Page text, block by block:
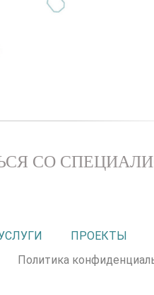
СО
ПРОЕКТЫ
Политика